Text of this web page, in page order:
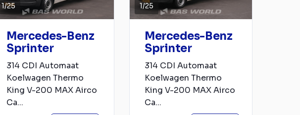
1/25
Mercedes-Benz
Sprinter
314 CDI Automaat
Koelwagen Thermo
King V-200 MAX Airco
Ca...
1/25
Mercedes-Benz
Sprinter
314 CDI Automaat
Koelwagen Thermo
King V-200 MAX Airco
Ca...